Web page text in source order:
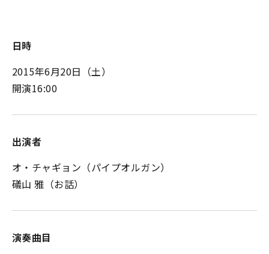
日時
2015年6月20日（土）
開演16:00
出演者
オ・チャギョン（パイプオルガン）
礒山 雅（お話）
演奏曲目